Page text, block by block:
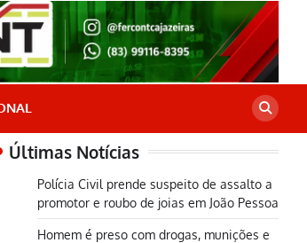
Últimas Notícias
Polícia Civil prende suspeito de assalto a
promotor e roubo de joias em João Pessoa
Homem é preso com drogas, munições e